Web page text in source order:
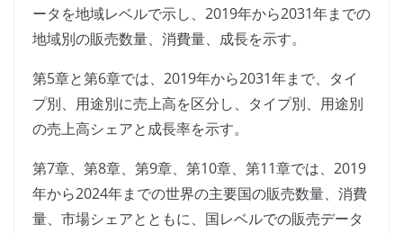
ータを地域レベルで示し、2019年から2031年までの
地域別の販売数量、消費量、成長を示す。
第5章と第6章では、2019年から2031年まで、タイ
プ別、用途別に売上高を区分し、タイプ別、用途別
の売上高シェアと成長率を示す。
第7章、第8章、第9章、第10章、第11章では、2019
年から2024年までの世界の主要国の販売数量、消費
量、市場シェアとともに、国レベルでの販売データ